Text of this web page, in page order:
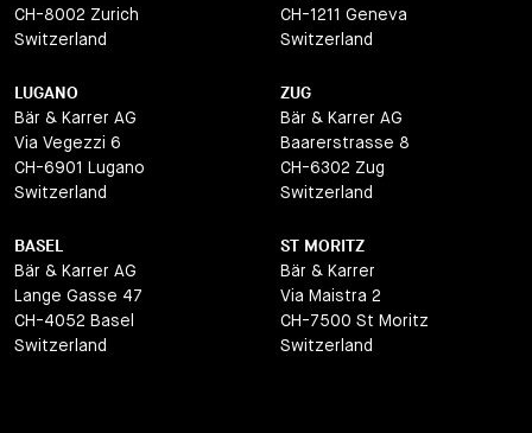
CH-8002 Zurich
Switzerland
CH-1211 Geneva
Switzerland
LUGANO
Bär & Karrer AG
Via Vegezzi 6
CH-6901 Lugano
Switzerland
ZUG
Bär & Karrer AG
Baarerstrasse 8
CH-6302 Zug
Switzerland
BASEL
Bär & Karrer AG
Lange Gasse 47
CH-4052 Basel
Switzerland
ST MORITZ
Bär & Karrer
Via Maistra 2
CH-7500 St Moritz
Switzerland